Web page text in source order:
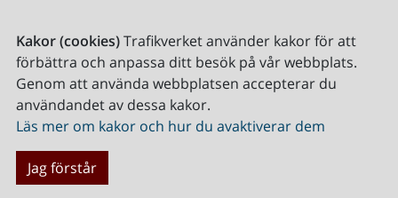
Kakor (cookies)Trafikverket använder kakor för att
förbättra och anpassa ditt besök på vår webbplats.
Genom att använda webbplatsen accepterar du
användandet av dessa kakor.
Läs mer om kakor och hur du avaktiverar dem
Jag förstår